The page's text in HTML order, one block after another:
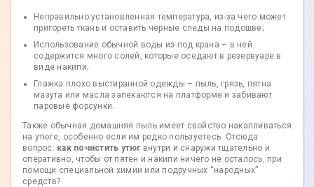
Неправильно установленная температура, из-за чего может
пригореть ткань и оставить черные следы на подошве;
Использование обычной воды из-под крана – в ней
содержится много солей, которые оседают в резервуаре в
виде накипи;
Глажка плохо выстиранной одежды – пыль, грязь, пятна
мазута или масла запекаются на платформе и забивают
паровые форсунки.
Также обычная домашняя пыль имеет свойство накапливаться
на утюге, особенно если им редко пользуетесь. Отсюда
вопрос: как почистить утюгвнутри и снаружи тщательно и
оперативно, чтобы от пятен и накипи ничего не осталось, при
помощи специальной химии или подручных “народных”
средств?